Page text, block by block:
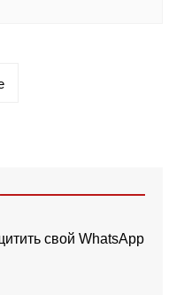
свой WhatsApp